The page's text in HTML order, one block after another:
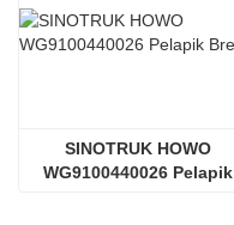
SINOTRUK HOWO
WG9100440026 Pelapik